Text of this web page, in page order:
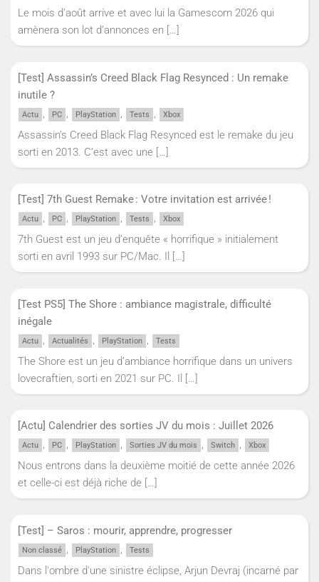
Le mois d’août arrive et avec lui la Gamescom 2026 qui
amènera son lot d’annonces en […]
[Test] Assassin’s Creed Black Flag Resynced : Un remake
inutile ?
Actu PC PlayStation Tests Xbox
Assassin’s Creed Black Flag Resynced est le remake du jeu
sorti en 2013. C’est avec une […]
[Test] 7th Guest Remake : Votre invitation est arrivée !
Actu , PC , PlayStation , Tests , Xbox
7th Guest est un jeu d’enquête « horrifique » initialement
sorti en avril 1993 sur PC/Mac. Il […]
[Test PS5] The Shore : ambiance magistrale, difficulté
inégale
Actu Actualités PlayStation Tests
The Shore est un jeu d’ambiance horrifique dans un univers
lovecraftien, sorti en 2021 sur PC. Il […]
[Actu] Calendrier des sorties JV du mois : Juillet 2026
Actu , PC , PlayStation , Sorties JV du mois , Switch , Xbox
Nous entrons dans la deuxième moitié de cette année 2026
et celle-ci est déjà riche de […]
[Test] – Saros : mourir, apprendre, progresser
Non classé PlayStation Tests
Dans l'ombre d'une sinistre éclipse, Arjun Devraj (incarné par